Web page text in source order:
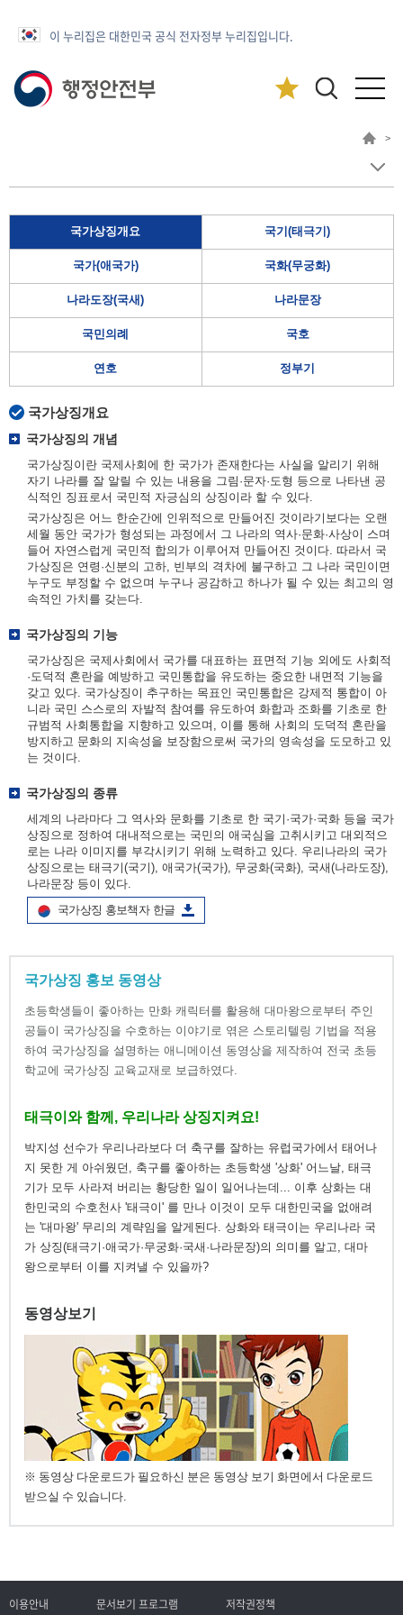
이 누리집은 대한민국 공식 전자정부 누리집입니다.
>
국가상징개요 국기(태극기)
국가(애국가) 국화(무궁화)
나라도장(국새) 나라문장
국민의례 국호
연호 정부기
국가상징개요
국가상징의 개념
국가상징이란 국제사회에 한 국가가 존재한다는 사실을 알리기 위해
자기 나라를 잘 알릴 수 있는 내용을 그림·문자·도형 등으로 나타낸 공
식적인 징표로서 국민적 자긍심의 상징이라 할 수 있다.
국가상징은 어느 한순간에 인위적으로 만들어진 것이라기보다는 오랜
세월 동안 국가가 형성되는 과정에서 그 나라의 역사·문화·사상이 스며
들어 자연스럽게 국민적 합의가 이루어져 만들어진 것이다. 따라서 국
가상징은 연령·신분의 고하, 빈부의 격차에 불구하고 그 나라 국민이면
누구도 부정할 수 없으며 누구나 공감하고 하나가 될 수 있는 최고의 영
속적인 가치를 갖는다.
국가상징의 기능
국가상징은 국제사회에서 국가를 대표하는 표면적 기능 외에도 사회적
·도덕적 혼란을 예방하고 국민통합을 유도하는 중요한 내면적 기능을
갖고 있다. 국가상징이 추구하는 목표인 국민통합은 강제적 통합이 아
니라 국민 스스로의 자발적 참여를 유도하여 화합과 조화를 기초로 한
규범적 사회통합을 지향하고 있으며, 이를 통해 사회의 도덕적 혼란을
방지하고 문화의 지속성을 보장함으로써 국가의 영속성을 도모하고 있
는 것이다.
국가상징의 종류
세계의 나라마다 그 역사와 문화를 기초로 한 국기·국가·국화 등을 국가
상징으로 정하여 대내적으로는 국민의 애국심을 고취시키고 대외적으
로는 나라 이미지를 부각시키기 위해 노력하고 있다. 우리나라의 국가
상징으로는 태극기(국기), 애국가(국가), 무궁화(국화), 국새(나라도장),
나라문장 등이 있다.
국가상징 홍보책자 한글
국가상징 홍보 동영상
초등학생들이 좋아하는 만화 캐릭터를 활용해 대마왕으로부터 주인
공들이 국가상징을 수호하는 이야기로 엮은 스토리텔링 기법을 적용
하여 국가상징을 설명하는 애니메이션 동영상을 제작하여 전국 초등
학교에 국가상징 교육교재로 보급하였다.
태극이와 함께, 우리나라 상징지켜요!
박지성 선수가 우리나라보다 더 축구를 잘하는 유럽국가에서 태어나
지 못한 게 아쉬웠던, 축구를 좋아하는 초등학생 '상화' 어느날, 태극
기가 모두 사라져 버리는 황당한 일이 일어나는데... 이후 상화는 대
한민국의 수호천사 '태극이' 를 만나 이것이 모두 대한민국을 없애려
는 '대마왕' 무리의 계략임을 알게된다. 상화와 태극이는 우리나라 국
가 상징(태극기·애국가·무궁화·국새·나라문장)의 의미를 알고, 대마
왕으로부터 이를 지켜낼 수 있을까?
동영상보기
※ 동영상 다운로드가 필요하신 분은 동영상 보기 화면에서 다운로드
받으실 수 있습니다.
이용안내 문서보기 프로그램 저작권정책